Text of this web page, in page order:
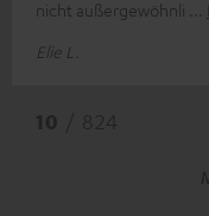
nicht außergewöhnli
Elie L.